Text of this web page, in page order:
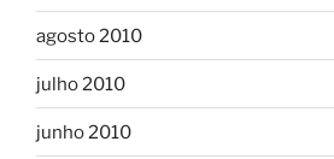
agosto 2010
julho 2010
junho 2010